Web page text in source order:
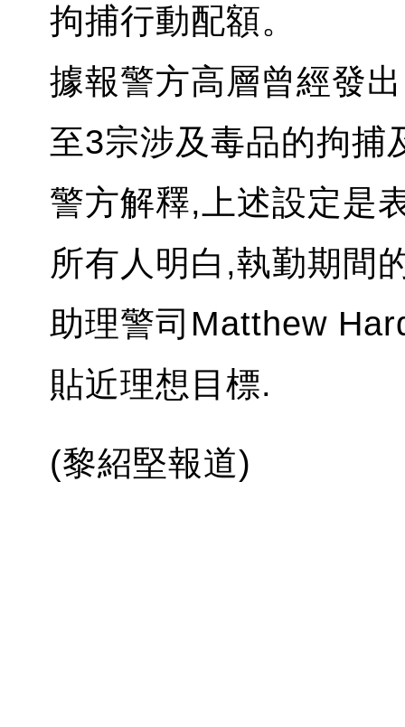
拘捕行動配額。
據報警方高層曾經發
至3宗涉及毒品的拘捕
警方解釋,上述設定是
所有人明白,執勤期間
助理警司Matthew
貼近理想目標.
(黎紹堅報道)